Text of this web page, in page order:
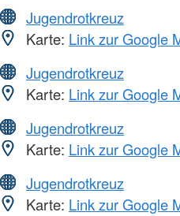
Jugendrotkreuz
Karte: Link zur Google
Jugendrotkreuz
Karte: Link zur Google
Jugendrotkreuz
Karte: Link zur Google
Jugendrotkreuz
Karte: Link zur Google